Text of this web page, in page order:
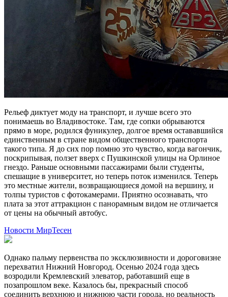
Рельеф диктует моду на транспорт, и лучше всего это
понимаешь во Владивостоке. Там, где сопки обрываются
прямо в море, родился фуникулер, долгое время остававшийся
единственным в стране видом общественного транспорта
такого типа. Я до сих пор помню это чувство, когда вагончик,
поскрипывая, ползет вверх с Пушкинской улицы на Орлиное
гнездо. Раньше основными пассажирами были студенты,
спешащие в университет, но теперь поток изменился. Теперь
это местные жители, возвращающиеся домой на вершину, и
толпы туристов с фотокамерами. Приятно осознавать, что
плата за этот аттракцион с панорамным видом не отличается
от цены на обычный автобус.
Новости МирТесен
Однако пальму первенства по эксклюзивности и дороговизне
перехватил Нижний Новгород. Осенью 2024 года здесь
возродили Кремлевский элеватор, работавший еще в
позапрошлом веке. Казалось бы, прекрасный способ
соединить верхнюю и нижнюю части города, но реальность